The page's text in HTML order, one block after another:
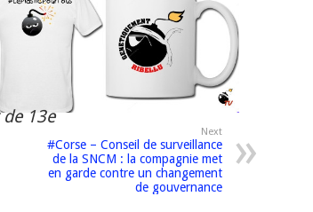
13e
Next
#Corse – Conseil de surveillance
de la SNCM : la compagnie met
en garde contre un changement
de gouvernance